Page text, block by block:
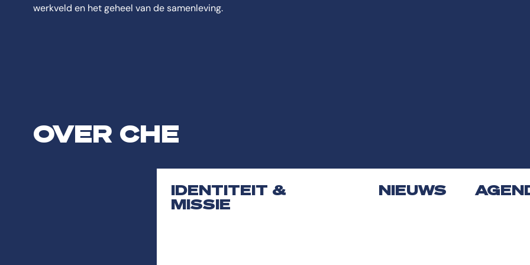
werkveld en het geheel van de samenleving.
OVER CHE
IDENTITEIT &
MISSIE
NIEUWS